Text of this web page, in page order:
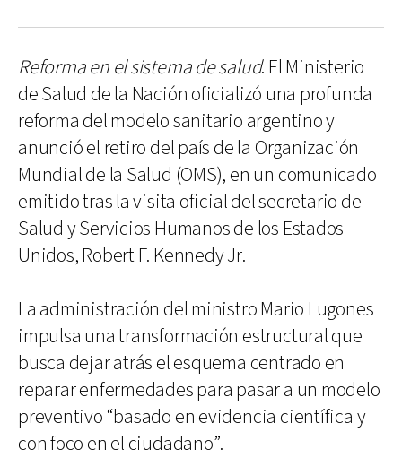
Reforma en el sistema de salud. El Ministerio
de Salud de la Nación oficializó una profunda
reforma del modelo sanitario argentino y
anunció el retiro del país de la Organización
Mundial de la Salud (OMS), en un comunicado
emitido tras la visita oficial del secretario de
Salud y Servicios Humanos de los Estados
Unidos, Robert F. Kennedy Jr.
La administración del ministro Mario Lugones
impulsa una transformación estructural que
busca dejar atrás el esquema centrado en
reparar enfermedades para pasar a un modelo
preventivo “basado en evidencia científica y
con foco en el ciudadano”.